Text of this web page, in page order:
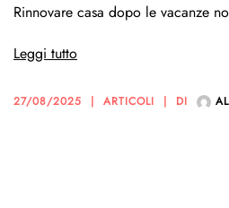
Rinnovare casa dopo le vacanze
Leggi tutto
27/08/2025 ARTICOLI DI